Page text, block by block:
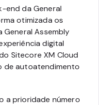
end da General
otimizada os
General Assembly
digital
Sitecore XM Cloud
de autoatendimento
a prioridade número